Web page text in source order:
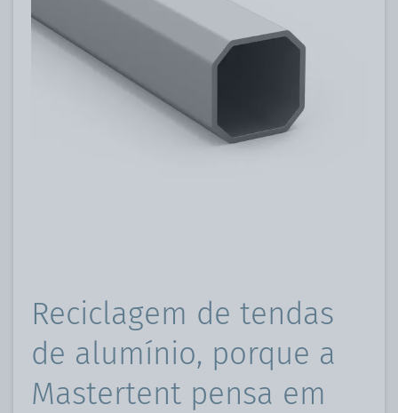
Reciclagem de tendas
de alumínio, porque a
Mastertent pensa em